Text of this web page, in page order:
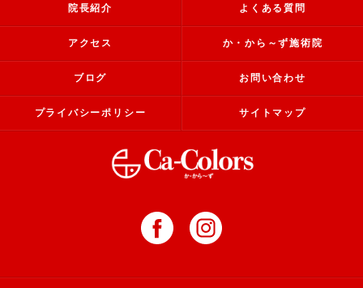
院長紹介 よくある質問
アクセス か・から～ず施術院
ブログ お問い合わせ
プライバシーポリシー サイトマップ